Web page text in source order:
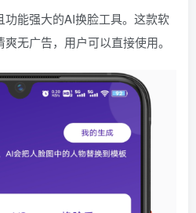
能强大的AI换脸工具。这款软
无广告，用户可以直接使用。